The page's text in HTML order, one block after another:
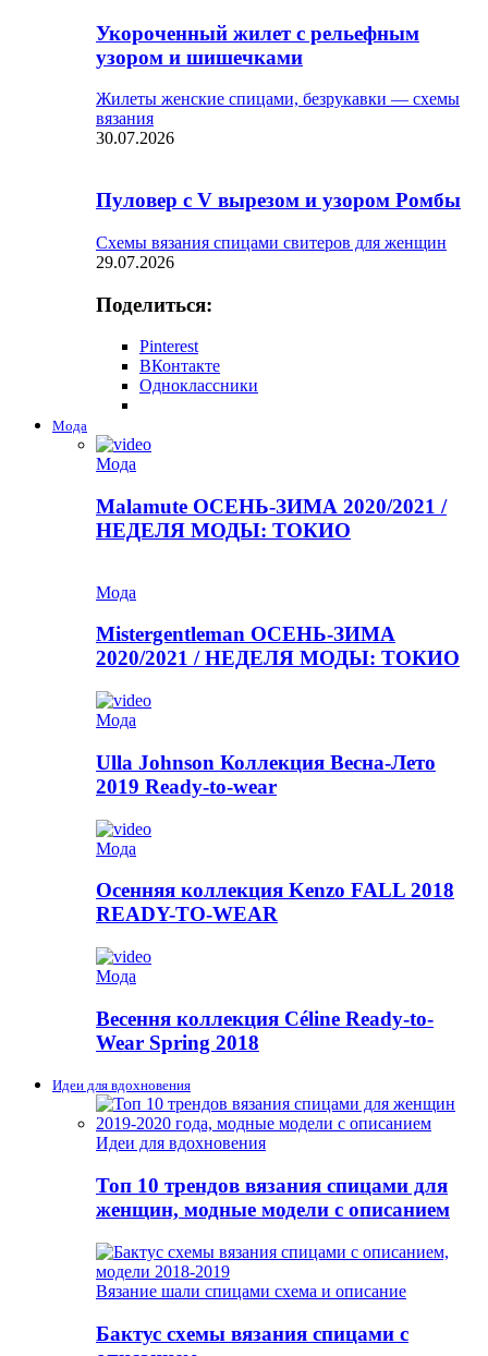
Укороченный жилет с рельефным
узором и шишечками
Жилеты женские спицами, безрукавки — схемы
вязания
30.07.2026
Пуловер с V вырезом и узором Ромбы
Схемы вязания спицами свитеров для женщин
29.07.2026
Поделиться:
Pinterest
ВКонтакте
Одноклассники
Мода
Мода
Malamute ОСЕНЬ-ЗИМА 2020/2021 /
НЕДЕЛЯ МОДЫ: ТОКИО
Мода
Mistergentleman ОСЕНЬ-ЗИМА
2020/2021 / НЕДЕЛЯ МОДЫ: ТОКИО
Мода
Ulla Johnson Коллекция Весна-Лето
2019 Ready-to-wear
Мода
Осенняя коллекция Kenzo FALL 2018
READY-TO-WEAR
Мода
Весення коллекция Céline Ready-to-
Wear Spring 2018
Идеи для вдохновения
Идеи для вдохновения
Топ 10 трендов вязания спицами для
женщин, модные модели с описанием
Вязание шали спицами схема и описание
Бактус схемы вязания спицами с